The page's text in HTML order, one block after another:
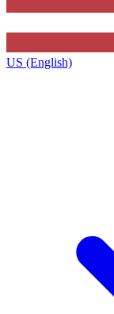
US (English)